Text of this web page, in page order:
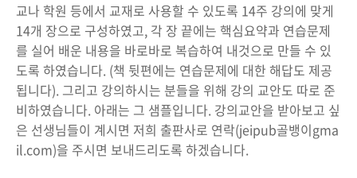
교나 학원 등에서 교재로 사용할 수 있도록 14주 강의에 맞게
14개 장으로 구성하였고, 각 장 끝에는 핵심요약과 연습문제
를 실어 배운 내용을 바로바로 복습하여 내것으로 만들 수 있
도록 하였습니다. (책 뒷편에는 연습문제에 대한 해답도 제공
됩니다). 그리고 강의하시는 분들을 위해 강의 교안도 따로 준
비하였습니다. 아래는 그 샘플입니다. 강의교안을 받아보고 싶
은 선생님들이 계시면 저희 출판사로 연락(jeipub골뱅이gma
il.com)을 주시면 보내드리도록 하겠습니다.